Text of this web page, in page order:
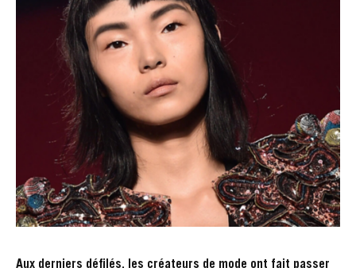
Aux derniers défilés, les créateurs de mode ont fait passer